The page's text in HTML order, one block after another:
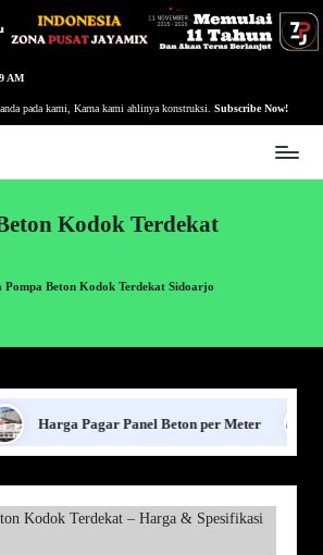
AM
pada kami, Karna kami ahlinya konstruksi. Subscribe Now!
Kodok Terdekat
Pompa Beton Kodok Terdekat Sidoarjo
Harga Pagar Panel Beton per Meter